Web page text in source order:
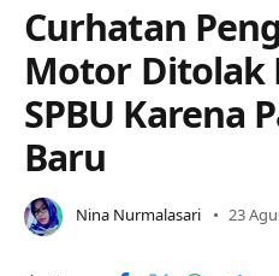
Curhatan
Motor Ditolak
SPBU Karena
Baru
Nina Nurmalasari 23